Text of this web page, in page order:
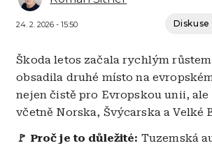
24. 2. 2026 - 15:50 Diskuse
Škoda letos začala rychlým
obsadila druhé místo na
nejen čistě pro Evropskou unii,
včetně Norska, Švýcarska a Velké
🚩 Proč je to důležité: Tuzemská